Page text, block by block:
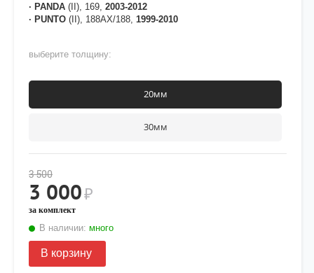
· PANDA (II), 169, 2003-2012
· PUNTO (II), 188AX/188, 1999-2010
выберите толщину:
20мм
30мм
3 500
3 000₽
за комплект
В наличии: много
В корзину